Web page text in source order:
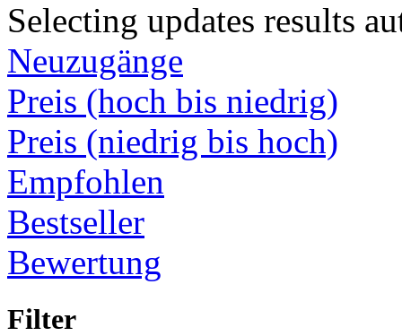
Selecting updates results
Neuzugänge
Preis (hoch bis niedrig)
Preis (niedrig bis hoch)
Empfohlen
Bestseller
Bewertung
Filter